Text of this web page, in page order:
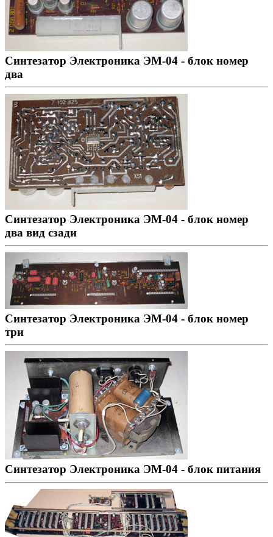
Синтезатор Электроника ЭМ-04 - блок номер
два
Синтезатор Электроника ЭМ-04 - блок номер
два вид сзади
Синтезатор Электроника ЭМ-04 - блок номер
три
Синтезатор Электроника ЭМ-04 - блок питания